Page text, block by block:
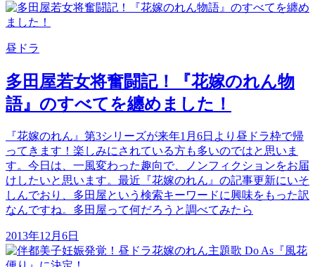
昼ドラ
多田屋若女将奮闘記！『花嫁のれん物
語』のすべてを纏めました！
『花嫁のれん』第3シリーズが来年1月6日より昼ドラ枠で帰
ってきます！楽しみにされている方も多いのではと思いま
す。今日は、一風変わった趣向で、ノンフィクションをお届
けしたいと思います。最近『花嫁のれん』の記事更新にいそ
しんでおり、多田屋という検索キーワードに興味をもった訳
なんですね。多田屋って何だろうと調べてみたら
2013年12月6日